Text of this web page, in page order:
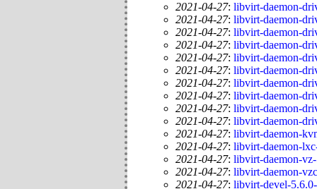
2021-04-27: libvirt-daemon-
2021-04-27: libvirt-daemon-
2021-04-27: libvirt-daemon-
2021-04-27: libvirt-daemon-
2021-04-27: libvirt-daemon-
2021-04-27: libvirt-daemon-
2021-04-27: libvirt-daemon-
2021-04-27: libvirt-daemon-
2021-04-27: libvirt-daemon-
2021-04-27: libvirt-daemon-
2021-04-27: libvirt-daemon-
2021-04-27: libvirt-daemon-
2021-04-27: libvirt-daemon-
2021-04-27: libvirt-daemon-
2021-04-27: libvirt-devel-